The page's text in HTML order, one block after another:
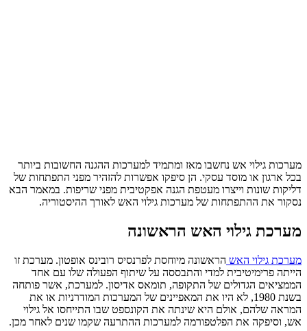
מערכות גילוי אש נחשבו מאז ומתמיד למערכות ההגנה החשובות ביותר
בכל ארגון או מוסד עסקי. הן סיפקו אפשרות להזהיר מפני התפתחות של
דליקות שונות וייצרו מעטפת הגנה אפקטיבית מפני שריפות. במאמר הבא
נסקור את ההתפתחות של מערכות גילוי האש לאורך ההיסטוריה.
מערכת גילוי האש הראשונה
מערכת גילוי האש הראשונה מיוחסת לפרנסיס רובינס אופטון. מערכת זו
הייתה פרימיטיבית למדי והתבססה על שיתוף הפעולה שלו עם אחד
הממציאים הגדולים של התקופה, תומאס אדיסון. למערכת, אשר פותחה
בשנת 1980, לא היו את המאפיינים של המערכות המודרניות או את
המראה שלהם, אולם היא שינתה את הקונספט שבו התייחסו אל גילוי
אש, וסיפקה את הפלטפורמה למערכות ההתרעה שקמו שנים לאחר מכן.